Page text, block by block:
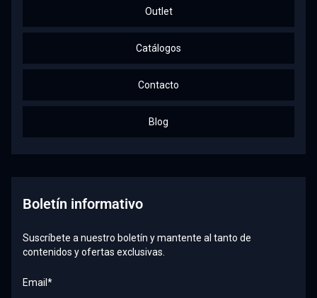
Outlet
Catálogos
Contacto
Blog
Boletín informativo
Suscríbete a nuestro boletín y mantente al tanto de
contenidos y ofertas exclusivas.
Email*